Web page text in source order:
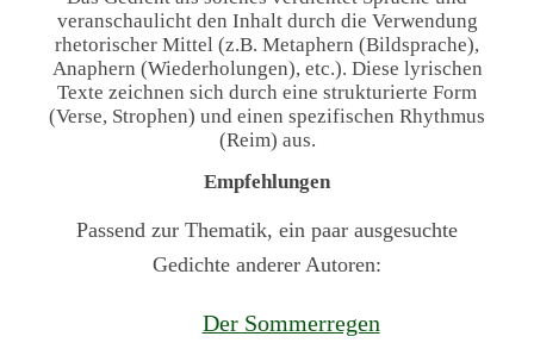
veranschaulicht den Inhalt durch die Verwendung
rhetorischer Mittel (z.B. Metaphern (Bildsprache),
Anaphern (Wiederholungen), etc.). Diese lyrischen
Texte zeichnen sich durch eine strukturierte Form
(Verse, Strophen) und einen spezifischen Rhythmus
(Reim) aus.
Empfehlungen
Passend zur Thematik, ein paar ausgesuchte
Gedichte anderer Autoren:
Der Sommerregen